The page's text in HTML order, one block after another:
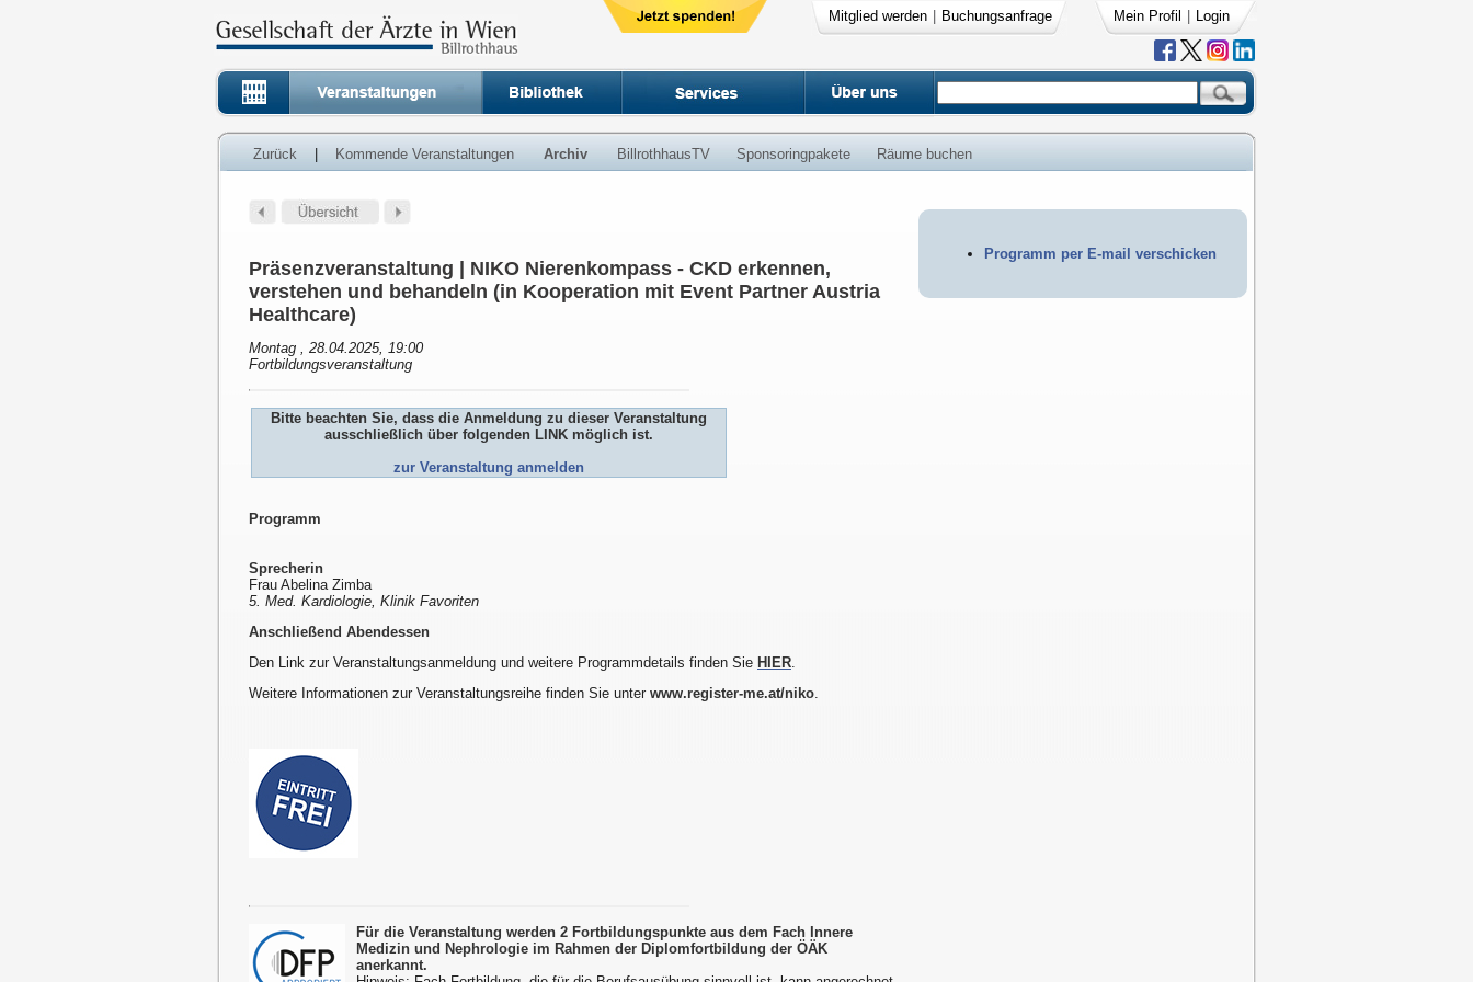
Mitglied werden Buchungsanfrage Mein Profil Login
Zurück Kommende Veranstaltungen Archiv BillrothhausTV Sponsoringpakete Räume buchen
Programm per E-mail verschicken
Präsenzveranstaltung | NIKO Nierenkompass - CKD erkennen,
verstehen und behandeln (in Kooperation mit Event Partner Austria
Healthcare)
Montag , 28.04.2025, 19:00
Fortbildungsveranstaltung
Bitte beachten Sie, dass die Anmeldung zu dieser Veranstaltung
ausschließlich über folgenden LINK möglich ist.
zur Veranstaltung anmelden
Programm
Sprecherin
Frau Abelina Zimba
5. Med. Kardiologie, Klinik Favoriten
Anschließend Abendessen
Den Link zur Veranstaltungsanmeldung und weitere Programmdetails finden Sie HIER.
Weitere Informationen zur Veranstaltungsreihe finden Sie unter www.register-me.at/niko.
Für die Veranstaltung werden 2 Fortbildungspunkte aus dem Fach Innere
Medizin und Nephrologie im Rahmen der Diplomfortbildung der ÖÄK
anerkannt.